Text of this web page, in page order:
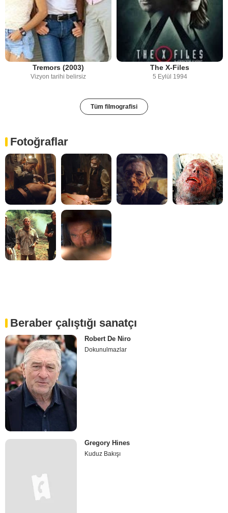
Tremors (2003)
Vizyon tarihi belirsiz
The X-Files
5 Eylül 1994
Tüm filmografisi
Fotoğraflar
Beraber çalıştığı sanatçı
Robert De Niro
Dokunulmazlar
Gregory Hines
Kuduz Bakışı